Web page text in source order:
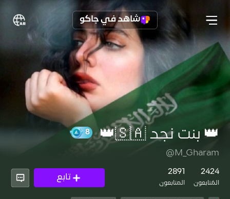
شاهد في جاكو
👑 بنت نجد 🇸🇦👑
@M_Gharam
2424
المُتابعون
2891
المتابعون
تابع